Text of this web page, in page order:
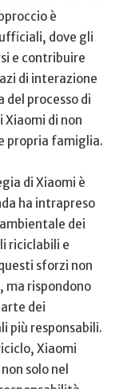
è
dove gli
e contribuire
di interazione
processo‍ di
di non
⁣propria⁤ famiglia.
di Xiaomi è
ha intrapreso
dei
riciclabili e
sforzi ⁣non
ma ​rispondono
dei⁢
più responsabili.
Xiaomi
solo⁣ nel‍